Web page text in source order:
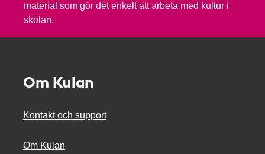
material som gör det enkelt att arbeta med kultur i
skolan.
Om Kulan
Kontakt och support
Om Kulan